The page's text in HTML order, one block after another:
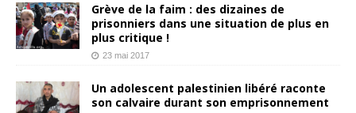
Grève de la faim : des dizaines de
prisonniers dans une situation de plus en
plus critique !
23 mai 2017
Un adolescent palestinien libéré raconte
son calvaire durant son emprisonnement